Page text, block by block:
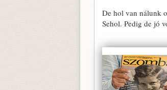
De hol van nálunk
Sehol. Pedig de jó